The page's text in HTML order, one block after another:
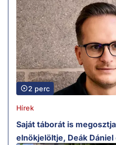
2 perc
Hírek
Saját táborát is
elnökjelöltje, Deák